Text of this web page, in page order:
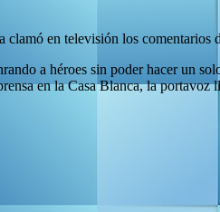
clamó en televisión los comentarios
a héroes sin poder hacer un
en la Casa Blanca, la portavoz